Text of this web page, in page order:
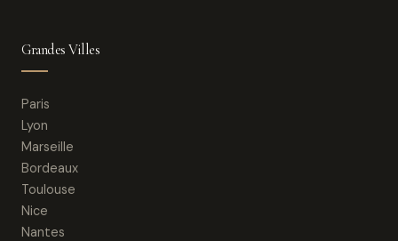
Grandes Villes
Paris
Lyon
Marseille
Bordeaux
Toulouse
Nice
Nantes